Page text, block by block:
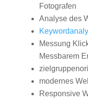
Fotografen
Analyse des
Messung
Messbarem
modernes
Responsive